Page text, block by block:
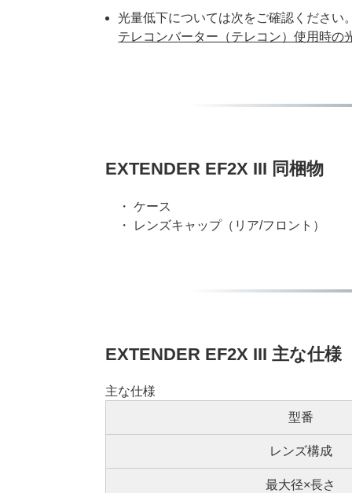
光量低下については次をご確認ください。
テレコンバーター（テレコン）使用時の
EXTENDER EF2X III 同梱物
・ ケース
・ レンズキャップ（リア/フロント）
EXTENDER EF2X III 主な仕様
主な仕様
型番
レンズ構成
最大径×長さ